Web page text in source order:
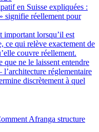
en Suisse expliquées :
signifie réellement pour
important lorsqu’il est
qui relève exactement de
couvre réellement.
que ne le laissent entendre
réglementaire
discrètement à quel